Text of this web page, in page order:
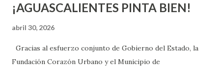
¡AGUASCALIENTES PINTA BIEN!
abril 30, 2026
Gracias al esfuerzo conjunto de Gobierno del Estado, la
Fundación Corazón Urbano y el Municipio de